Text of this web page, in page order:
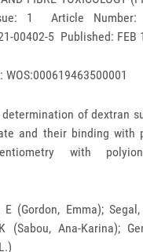
1 Article
00402-5 Published: FEB
of dextran
and their binding with
with polyion-
E (Gordon, Emma);
(Sabou, Ana-Karina);